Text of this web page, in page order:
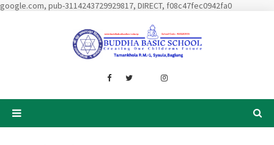
google.com, pub-3114243729929817, DIRECT, f08c47fec0942fa0